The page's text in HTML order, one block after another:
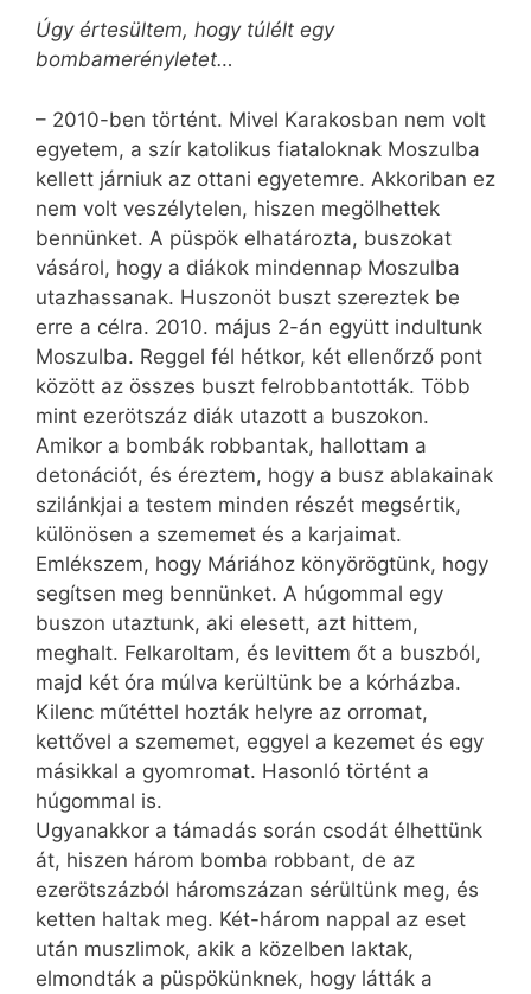
Úgy értesültem, hogy túlélt egy
bombamerényletet…
– 2010-ben történt. Mivel Karakosban nem volt
egyetem, a szír katolikus fiataloknak Moszulba
kellett járniuk az ottani egyetemre. Akkoriban ez
nem volt veszélytelen, hiszen megölhettek
bennünket. A püspök elhatározta, buszokat
vásárol, hogy a diákok mindennap Moszulba
utazhassanak. Huszonöt buszt szereztek be
erre a célra. 2010. május 2-án együtt indultunk
Moszulba. Reggel fél hétkor, két ellenőrző pont
között az összes buszt felrobbantották. Több
mint ezerötszáz diák utazott a buszokon.
Amikor a bombák robbantak, hallottam a
detonációt, és éreztem, hogy a busz ablakainak
szilánkjai a testem minden részét megsértik,
különösen a szememet és a karjaimat.
Emlékszem, hogy Máriához könyörögtünk, hogy
segítsen meg bennünket. A húgommal egy
buszon utaztunk, aki elesett, azt hittem,
meghalt. Felkaroltam, és levittem őt a buszból,
majd két óra múlva kerültünk be a kórházba.
Kilenc műtéttel hozták helyre az orromat,
kettővel a szememet, eggyel a kezemet és egy
másikkal a gyomromat. Hasonló történt a
húgommal is.
Ugyanakkor a támadás során csodát élhettünk
át, hiszen három bomba robbant, de az
ezerötszázból háromszázan sérültünk meg, és
ketten haltak meg. Két-három nappal az eset
után muszlimok, akik a közelben laktak,
elmondták a püspökünknek, hogy látták a